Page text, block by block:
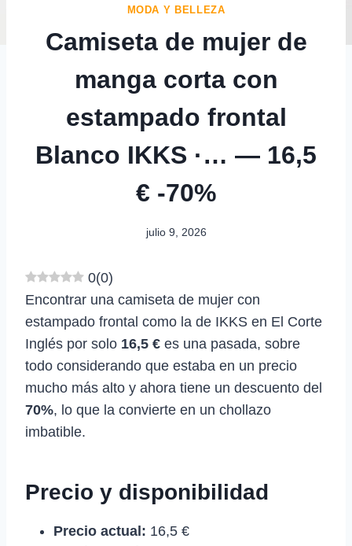
MODA Y BELLEZA
Camiseta de mujer de
manga corta con
estampado frontal
Blanco IKKS ·… — 16,5
€ -70%
julio 9, 2026
0(0)
Encontrar una camiseta de mujer con
estampado frontal como la de IKKS en El Corte
Inglés por solo 16,5 € es una pasada, sobre
todo considerando que estaba en un precio
mucho más alto y ahora tiene un descuento del
70%, lo que la convierte en un chollazo
imbatible.
Precio y disponibilidad
Precio actual: 16,5 €